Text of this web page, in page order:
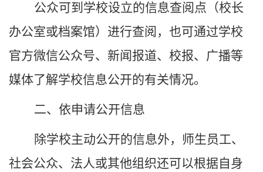
公众可到 学校设立的信息查阅点 （校长
办公室或档案馆） 进行查阅 ，也可通过学校
官方微信公众号、 新闻报道、校报、广播等
媒体了解学校信息公开的有关情况。
二、依申请公开信息
除学校主动公开的信息外， 师生员工、
社会公众、法人或其他组织还可以根据自身